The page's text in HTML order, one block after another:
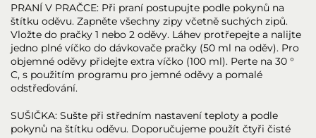
PRANÍ V PRAČCE: Při praní postupujte podle pokynů na
štítku oděvu. Zapněte všechny zipy včetně suchých zipů.
Vložte do pračky 1 nebo 2 oděvy. Láhev protřepejte a nalijte
jedno plné víčko do dávkovače pračky (50 ml na oděv). Pro
objemné oděvy přidejte extra víčko (100 ml). Perte na 30 °
C, s použitím programu pro jemné oděvy a pomalé
odstřeďování.
SUŠIČKA: Sušte při středním nastavení teploty a podle
pokynů na štítku oděvu. Doporučujeme použít čtyři čisté